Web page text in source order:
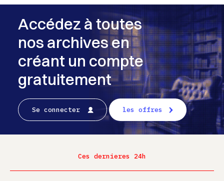
Accédez à toutes
nos archives en
créant un compte
gratuitement
Se connecter les offres
Ces dernieres 24h